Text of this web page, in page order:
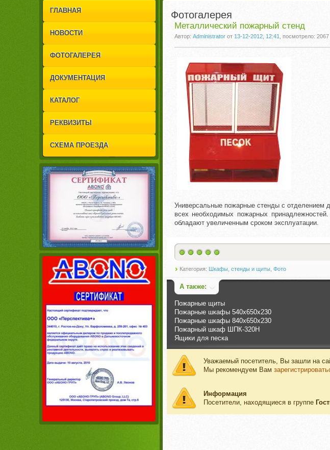
ГЛАВНАЯ
НОВОСТИ
ФОТОГАЛЕРЕЯ
ДОКУМЕНТАЦИЯ
КАТАЛОГ
РЕКВИЗИТЫ
СХЕМА ПРОЕЗДА
Фотогалерея
Металлический пожарный стенд
Автор: Administratorот 13-12-2012, 12:41 , посмотрело: 2067
Универсальные пожарные стенды с отделением
всех необходимых пожарных
обладают увеличенным сроком эксплуатации.
Категория: Шкафы, стенды и щиты, Фото
А также:
Пожарные щиты
Пожарные шкафы 540x650x230
Пожарные шкафы 840x650x230
Пожарный шкаф ШПК-320Н
Ящики для песка
Уважаемый посетитель, Вы зашли на
Мы рекомендуем Вам
Информация
Посетители, находящиеся в группе